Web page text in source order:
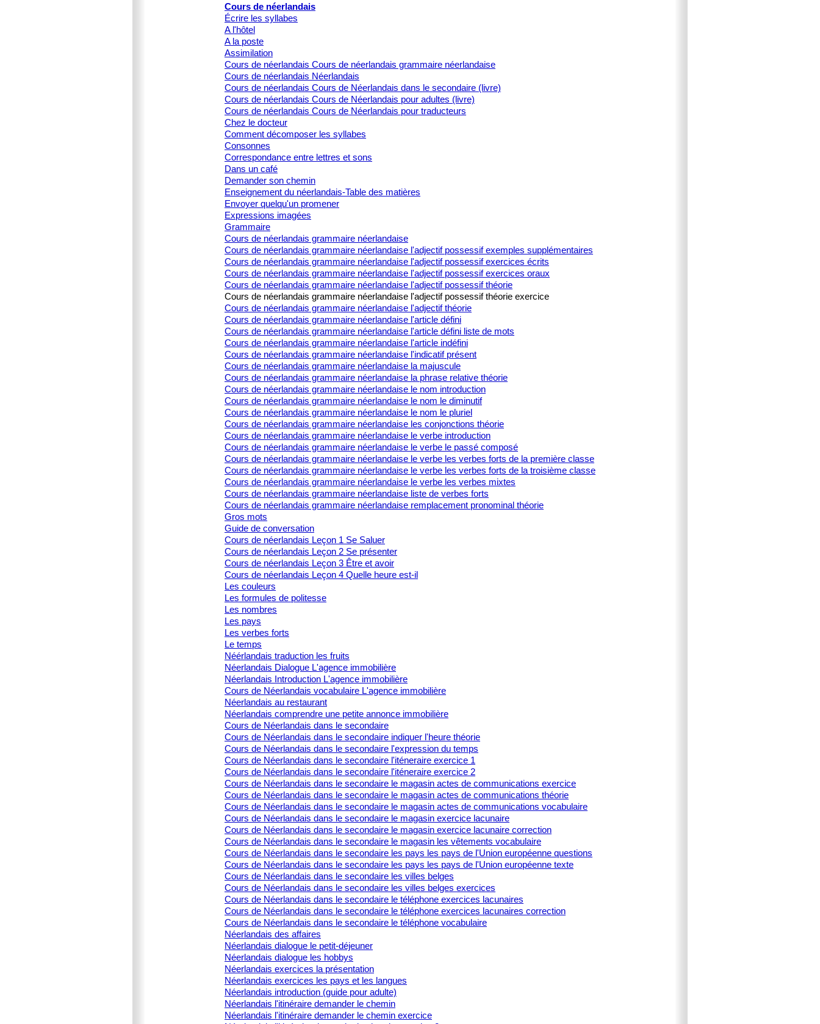
Cours de néerlandais
Écrire les syllabes
A l'hôtel
A la poste
Assimilation
Cours de néerlandais Cours de néerlandais grammaire néerlandaise
Cours de néerlandais Néerlandais
Cours de néerlandais Cours de Néerlandais dans le secondaire (livre)
Cours de néerlandais Cours de Néerlandais pour adultes (livre)
Cours de néerlandais Cours de Néerlandais pour traducteurs
Chez le docteur
Comment décomposer les syllabes
Consonnes
Correspondance entre lettres et sons
Dans un café
Demander son chemin
Enseignement du néerlandais-Table des matières
Envoyer quelqu'un promener
Expressions imagées
Grammaire
Cours de néerlandais grammaire néerlandaise
Cours de néerlandais grammaire néerlandaise l'adjectif possessif exemples supplémentaires
Cours de néerlandais grammaire néerlandaise l'adjectif possessif exercices écrits
Cours de néerlandais grammaire néerlandaise l'adjectif possessif exercices oraux
Cours de néerlandais grammaire néerlandaise l'adjectif possessif théorie
Cours de néerlandais grammaire néerlandaise l'adjectif possessif théorie exercice
Cours de néerlandais grammaire néerlandaise l'adjectif théorie
Cours de néerlandais grammaire néerlandaise l'article défini
Cours de néerlandais grammaire néerlandaise l'article défini liste de mots
Cours de néerlandais grammaire néerlandaise l'article indéfini
Cours de néerlandais grammaire néerlandaise l'indicatif présent
Cours de néerlandais grammaire néerlandaise la majuscule
Cours de néerlandais grammaire néerlandaise la phrase relative théorie
Cours de néerlandais grammaire néerlandaise le nom introduction
Cours de néerlandais grammaire néerlandaise le nom le diminutif
Cours de néerlandais grammaire néerlandaise le nom le pluriel
Cours de néerlandais grammaire néerlandaise les conjonctions théorie
Cours de néerlandais grammaire néerlandaise le verbe introduction
Cours de néerlandais grammaire néerlandaise le verbe le passé composé
Cours de néerlandais grammaire néerlandaise le verbe les verbes forts de la première classe
Cours de néerlandais grammaire néerlandaise le verbe les verbes forts de la troisième classe
Cours de néerlandais grammaire néerlandaise le verbe les verbes mixtes
Cours de néerlandais grammaire néerlandaise liste de verbes forts
Cours de néerlandais grammaire néerlandaise remplacement pronominal théorie
Gros mots
Guide de conversation
Cours de néerlandais Leçon 1 Se Saluer
Cours de néerlandais Leçon 2 Se présenter
Cours de néerlandais Leçon 3 Être et avoir
Cours de néerlandais Leçon 4 Quelle heure est-il
Les couleurs
Les formules de politesse
Les nombres
Les pays
Les verbes forts
Le temps
Néérlandais traduction les fruits
Néerlandais Dialogue L'agence immobilière
Néerlandais Introduction L'agence immobilière
Cours de Néerlandais vocabulaire L'agence immobilière
Néerlandais au restaurant
Néerlandais comprendre une petite annonce immobilière
Cours de Néerlandais dans le secondaire
Cours de Néerlandais dans le secondaire indiquer l'heure théorie
Cours de Néerlandais dans le secondaire l'expression du temps
Cours de Néerlandais dans le secondaire l'iténeraire exercice 1
Cours de Néerlandais dans le secondaire l'iténeraire exercice 2
Cours de Néerlandais dans le secondaire le magasin actes de communications exercice
Cours de Néerlandais dans le secondaire le magasin actes de communications théorie
Cours de Néerlandais dans le secondaire le magasin actes de communications vocabulaire
Cours de Néerlandais dans le secondaire le magasin exercice lacunaire
Cours de Néerlandais dans le secondaire le magasin exercice lacunaire correction
Cours de Néerlandais dans le secondaire le magasin les vêtements vocabulaire
Cours de Néerlandais dans le secondaire les pays les pays de l'Union européenne questions
Cours de Néerlandais dans le secondaire les pays les pays de l'Union européenne texte
Cours de Néerlandais dans le secondaire les villes belges
Cours de Néerlandais dans le secondaire les villes belges exercices
Cours de Néerlandais dans le secondaire le téléphone exercices lacunaires
Cours de Néerlandais dans le secondaire le téléphone exercices lacunaires correction
Cours de Néerlandais dans le secondaire le téléphone vocabulaire
Néerlandais des affaires
Néerlandais dialogue le petit-déjeuner
Néerlandais dialogue les hobbys
Néerlandais exercices la présentation
Néerlandais exercices les pays et les langues
Néerlandais introduction (guide pour adulte)
Néerlandais l'itinéraire demander le chemin
Néerlandais l'itinéraire demander le chemin exercice